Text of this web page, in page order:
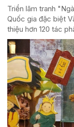
Triển lãm tranh
Quốc gia đặc biệt
thiệu hơn 120 tác